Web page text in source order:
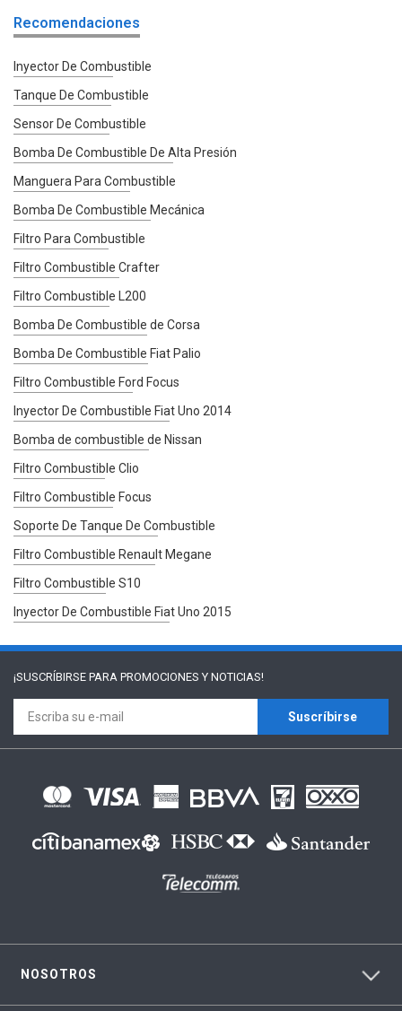
Recomendaciones
Inyector De Combustible
Tanque De Combustible
Sensor De Combustible
Bomba De Combustible De Alta Presión
Manguera Para Combustible
Bomba De Combustible Mecánica
Filtro Para Combustible
Filtro Combustible Crafter
Filtro Combustible L200
Bomba De Combustible de Corsa
Bomba De Combustible Fiat Palio
Filtro Combustible Ford Focus
Inyector De Combustible Fiat Uno 2014
Bomba de combustible de Nissan
Filtro Combustible Clio
Filtro Combustible Focus
Soporte De Tanque De Combustible
Filtro Combustible Renault Megane
Filtro Combustible S10
Inyector De Combustible Fiat Uno 2015
¡SUSCRÍBIRSE PARA PROMOCIONES Y NOTICIAS!
Suscríbirse
NOSOTROS